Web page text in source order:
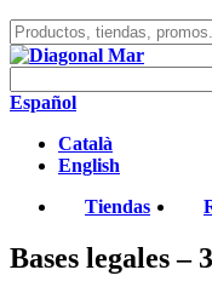
Español
Català
English
Tiendas
Bases legales –